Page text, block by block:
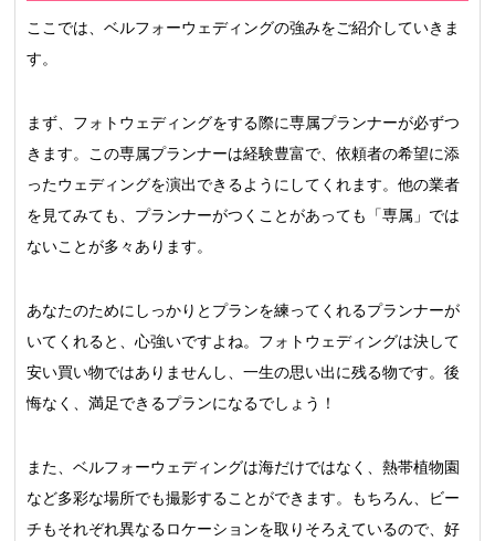
ここでは、ベルフォーウェディングの強みをご紹介していきま
す。
まず、フォトウェディングをする際に専属プランナーが必ずつ
きます。この専属プランナーは経験豊富で、依頼者の希望に添
ったウェディングを演出できるようにしてくれます。他の業者
を見てみても、プランナーがつくことがあっても「専属」では
ないことが多々あります。
あなたのためにしっかりとプランを練ってくれるプランナーが
いてくれると、心強いですよね。フォトウェディングは決して
安い買い物ではありませんし、一生の思い出に残る物です。後
悔なく、満足できるプランになるでしょう！
また、ベルフォーウェディングは海だけではなく、熱帯植物園
など多彩な場所でも撮影することができます。もちろん、ビー
チもそれぞれ異なるロケーションを取りそろえているので、好